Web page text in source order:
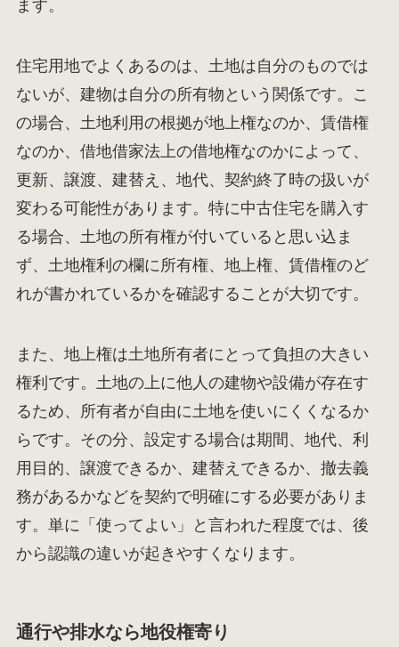
ます。
住宅用地でよくあるのは、土地は自分のものでは
ないが、建物は自分の所有物という関係です。こ
の場合、土地利用の根拠が地上権なのか、賃借権
なのか、借地借家法上の借地権なのかによって、
更新、譲渡、建替え、地代、契約終了時の扱いが
変わる可能性があります。特に中古住宅を購入す
る場合、土地の所有権が付いていると思い込ま
ず、土地権利の欄に所有権、地上権、賃借権のど
れが書かれているかを確認することが大切です。
また、地上権は土地所有者にとって負担の大きい
権利です。土地の上に他人の建物や設備が存在す
るため、所有者が自由に土地を使いにくくなるか
らです。その分、設定する場合は期間、地代、利
用目的、譲渡できるか、建替えできるか、撤去義
務があるかなどを契約で明確にする必要がありま
す。単に「使ってよい」と言われた程度では、後
から認識の違いが起きやすくなります。
通行や排水なら地役権寄り